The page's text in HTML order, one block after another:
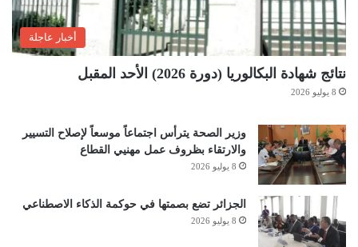
أخبار عاجلة
نتائج شهادة البكالوريا (دورة 2026) الأحد المقبل
8 يوليو 2026
وزير الصحة يترأس اجتماعاً موسعاً لإصلاح التسيير
والارتقاء بظروف عمل مهنيي القطاع
8 يوليو 2026
الجزائر تضع بصمتها في حوكمة الذكاء الاصطناعي
8 يوليو 2026